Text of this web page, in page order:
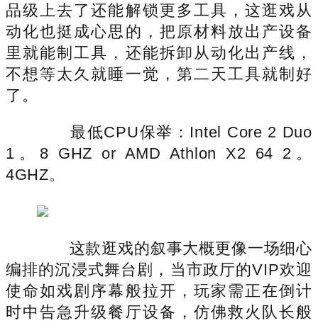
品级上去了还能解锁更多工具，这逛戏从
动化也挺成心思的，把原材料放出产设备
里就能制工具，还能拆卸从动化出产线，
不想等太久就睡一觉，第二天工具就制好
了。
最低CPU保举：Intel Core 2 Duo
1。8 GHZ or AMD Athlon X2 64 2。
4GHZ。
这款逛戏的叙事大概更像一场细心
编排的沉浸式舞台剧，当市政厅的VIP欢迎
使命如戏剧序幕般拉开，玩家需正在倒计
时中告急升级餐厅设备，仿佛救火队长般